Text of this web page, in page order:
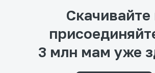
Скачивайте
3 млн мам уже